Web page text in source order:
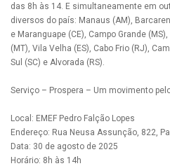
das 8h às 14. E simultaneamente em
diversos do país: Manaus (AM),
e Maranguape (CE), Campo Grande
(MT), Vila Velha (ES), Cabo Frio (RJ),
Sul (SC) e Alvorada (RS).
Serviço – Prospera – Um movimento
Local: EMEF Pedro Falção Lopes
Endereço: Rua Neusa Assunção, 822,
Data: 30 de agosto de 2025
Horário: 8h às 14h